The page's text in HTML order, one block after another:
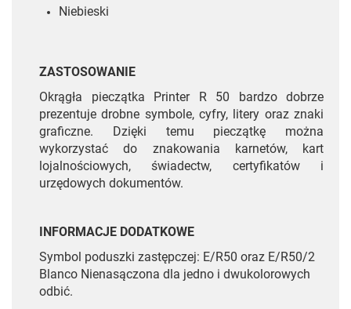
Niebieski
ZASTOSOWANIE
Okrągła pieczątka Printer R 50 bardzo dobrze
prezentuje drobne symbole, cyfry, litery oraz znaki
graficzne. Dzięki temu pieczątkę można
wykorzystać do znakowania karnetów, kart
lojalnościowych, świadectw, certyfikatów i
urzędowych dokumentów.
INFORMACJE DODATKOWE
Symbol poduszki zastępczej: E/R50 oraz E/R50/2
Blanco Nienasączona dla jedno i dwukolorowych
odbić.